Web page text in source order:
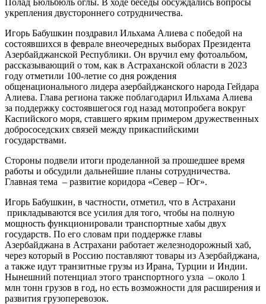
укрепления двустороннего сотрудничества.
Игорь Бабушкин поздравил Ильхама Алиева с победой на
состоявшихся в феврале внеочередных выборах Президента
Азербайджанской Республики. Он вручил ему фотоальбом,
рассказывающий о том, как в Астраханской области в 2023
году отметили 100-летие со дня рождения
общенационального лидера азербайджанского народа Гейдара
Алиева. Глава региона также поблагодарил Ильхама Алиева
за поддержку состоявшегося год назад мотопробега вокруг
Каспийского моря, ставшего ярким примером дружественных
добрососедских связей между прикаспийскими
государствами.
Стороны подвели итоги проделанной за прошедшее время
работы и обсудили дальнейшие планы сотрудничества.
Главная тема – развитие коридора «Север – Юг».
Игорь Бабушкин, в частности, отметил, что в Астрахани
прикладываются все усилия для того, чтобы на полную
мощность функционировали транспортные хабы двух
государств. По его словам при поддержке главы
Азербайджана в Астрахани работает железнодорожный хаб,
через который в Россию поставляют товары из Азербайджана,
а также идут транзитные грузы из Ирана, Турции и Индии.
Нынешний потенциал этого транспортного узла – около 1
млн тонн грузов в год, но есть возможности для расширения и
развития грузоперевозок.